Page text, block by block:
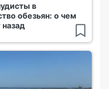
в
обезьян: о чем